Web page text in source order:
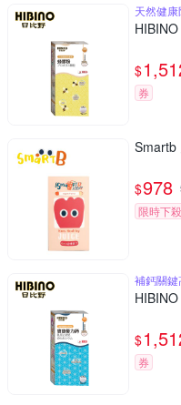
天然健
$
券
Smartb
$978
限時下殺
補鈣關鍵
$
券